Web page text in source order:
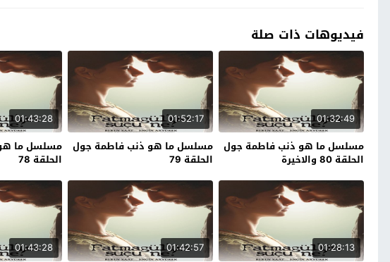
فيديوهات ذات صلة
01:32:49
مسلسل ما هو ذنب فاطمة جول
الحلقة 80 والاخيرة
01:52:17
مسلسل ما هو ذنب فاطمة جول
الحلقة 79
01:43:28
مسلسل ما
الحلقة 78
01:28:13
01:42:57
01:43:28